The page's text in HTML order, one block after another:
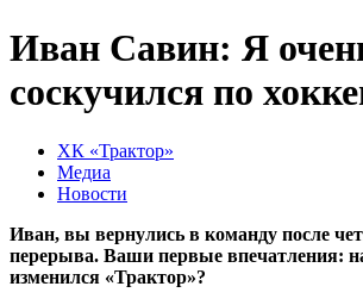
Иван Савин: Я
соскучился по
ХК «Трактор»
Медиа
Новости
Иван, вы вернулись в команду после
перерыва. Ваши первые впечатления:
изменился «Трактор»?